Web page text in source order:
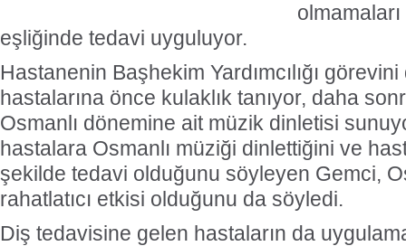
eşliğinde tedavi uyguluyor.
Hastanenin Başhekim Yardımcılığı
hastalarına önce kulaklık tanıyor, daha
Osmanlı dönemine ait müzik dinletisi
hastalara Osmanlı müziği dinlettiğini ve
şekilde tedavi olduğunu söyleyen Gemci,
rahatlatıcı etkisi olduğunu da söyledi.
Diş tedavisine gelen hastaların da